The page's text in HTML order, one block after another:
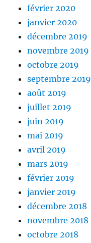
février 2020
janvier 2020
décembre 2019
novembre 2019
octobre 2019
septembre 2019
août 2019
juillet 2019
juin 2019
mai 2019
avril 2019
mars 2019
février 2019
janvier 2019
décembre 2018
novembre 2018
octobre 2018